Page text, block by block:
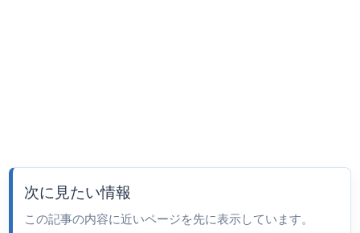
次に見たい情報
この記事の内容に近いページを先に表示しています。